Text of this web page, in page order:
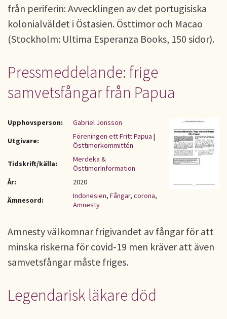
från periferin: Avvecklingen av det portugisiska
kolonialväldet i Östasien. Östtimor och Macao
(Stockholm: Ultima Esperanza Books, 150 sidor).
Pressmeddelande: frige
samvetsfångar från Papua
Upphovsperson:
Gabriel Jonsson
Utgivare:
Föreningen ett Fritt Papua |
Östtimorkommittén
Tidskrift/källa:
Merdeka &
ÖsttimorInformation
År:
2020
Ämnesord:
Indonesien, Fångar, corona,
Amnesty
Amnesty välkomnar frigivandet av fångar för att
minska riskerna för covid-19 men kräver att även
samvetsfångar måste friges.
Legendarisk läkare död